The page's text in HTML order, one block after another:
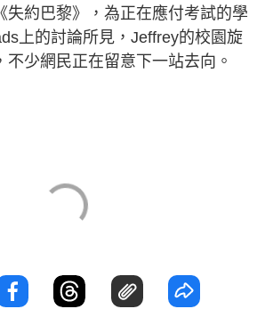
失約巴黎》，為正在應付考試的學
上的討論所見，Jeffrey的校園旋
不少網民正在留意下一站去向。